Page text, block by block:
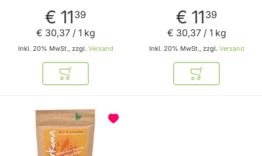
€ 11 39
Inkl. 20% MwSt., zzgl. Versand
€ 30,37/ 1 kg
In den Warenkorb
€ 11 39
Inkl. 20% MwSt., zzgl. Versand
€ 30,37/ 1 kg
In den